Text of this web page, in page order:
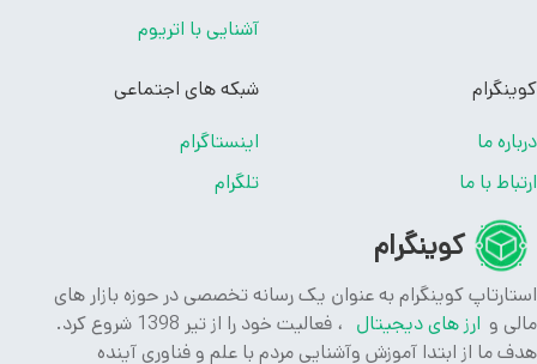
کوینگرام
کوینگرام به عنوان یک رسانه تخصصی در حوزه بازار های
و ارز های دیجیتال
، فعالیت خود را از تیر 1398 شروع کرد.
ما از ابتدا آموزش وآشنایی مردم با علم و فناوری آینده
آشنایی با اتریوم
ما
با ما
شبکه های اجتماعی
اینستاگرام
تلگرام